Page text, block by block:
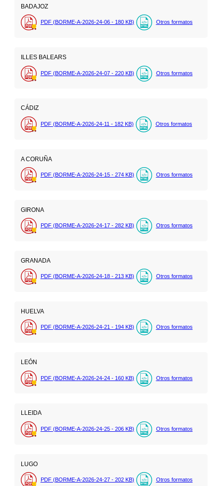
BADAJOZ
PDF (BORME-A-2026-24-06 - 180 KB) Otros formatos
ILLES BALEARS
PDF (BORME-A-2026-24-07 - 220 KB) Otros formatos
CÁDIZ
PDF (BORME-A-2026-24-11 - 182 KB) Otros formatos
A CORUÑA
PDF (BORME-A-2026-24-15 - 274 KB) Otros formatos
GIRONA
PDF (BORME-A-2026-24-17 - 282 KB) Otros formatos
GRANADA
PDF (BORME-A-2026-24-18 - 213 KB) Otros formatos
HUELVA
PDF (BORME-A-2026-24-21 - 194 KB) Otros formatos
LEÓN
PDF (BORME-A-2026-24-24 - 160 KB) Otros formatos
LLEIDA
PDF (BORME-A-2026-24-25 - 206 KB) Otros formatos
LUGO
PDF (BORME-A-2026-24-27 - 202 KB) Otros formatos